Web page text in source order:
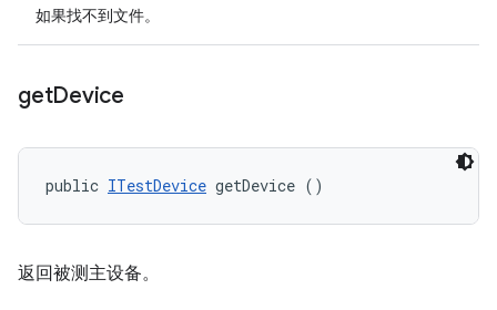
如果找不到文件。
getDevice
public ITestDevice getDevice ()
返回被测主设备。